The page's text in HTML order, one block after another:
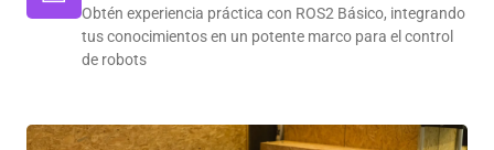
Obtén experiencia práctica con ROS2 Básico, integrando
tus conocimientos en un potente marco para el control
de robots